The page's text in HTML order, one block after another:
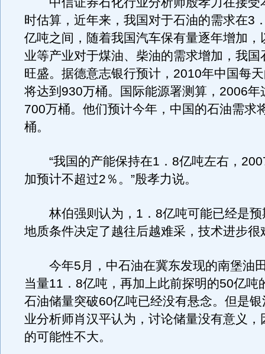
时估算，近年来，我国对于石油的需求在3
亿吨之间，随着我国汽车保有量逐年增加，
业等产业对于煤油、柴油的需求增加，我国
旺盛。据德意志银行预计，2010年中国每
将达到930万桶。国际能源署测算，2006年
700万桶。他们预计今年，中国的石油需求
桶。
“我国的产能保持在1．8亿吨左右，
加预计不超过2％。”殷孝力说。
林伯强则认为，1．8亿吨可能已经是预
地质条件决定了越往后越难采，技术进步很
今年5月，中石油在冀东发现的南堡油
当量11．8亿吨，再加上此前探明的50亿吨
石油储量突破60亿吨已经没有悬念。但是
业分析师肖汉平认为，讨论储量没有意义，
的可能性不大。